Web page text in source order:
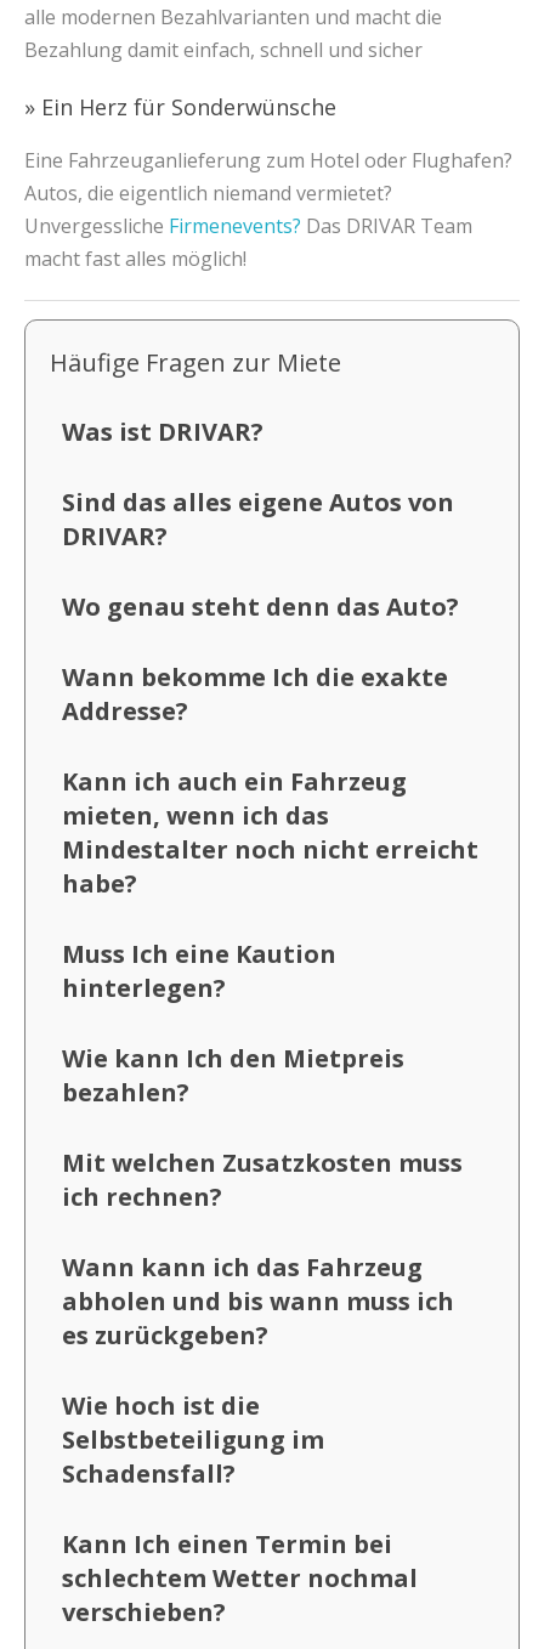
alle modernen Bezahlvarianten und macht die
Bezahlung damit einfach, schnell und sicher
» Ein Herz für Sonderwünsche
Eine Fahrzeuganlieferung zum Hotel oder Flughafen?
Autos, die eigentlich niemand vermietet?
Unvergessliche Firmenevents? Das DRIVAR Team
macht fast alles möglich!
Häufige Fragen zur Miete
Was ist DRIVAR?
Sind das alles eigene Autos von
DRIVAR?
Wo genau steht denn das Auto?
Wann bekomme Ich die exakte
Addresse?
Kann ich auch ein Fahrzeug
mieten, wenn ich das
Mindestalter noch nicht erreicht
habe?
Muss Ich eine Kaution
hinterlegen?
Wie kann Ich den Mietpreis
bezahlen?
Mit welchen Zusatzkosten muss
ich rechnen?
Wann kann ich das Fahrzeug
abholen und bis wann muss ich
es zurückgeben?
Wie hoch ist die
Selbstbeteiligung im
Schadensfall?
Kann Ich einen Termin bei
schlechtem Wetter nochmal
verschieben?